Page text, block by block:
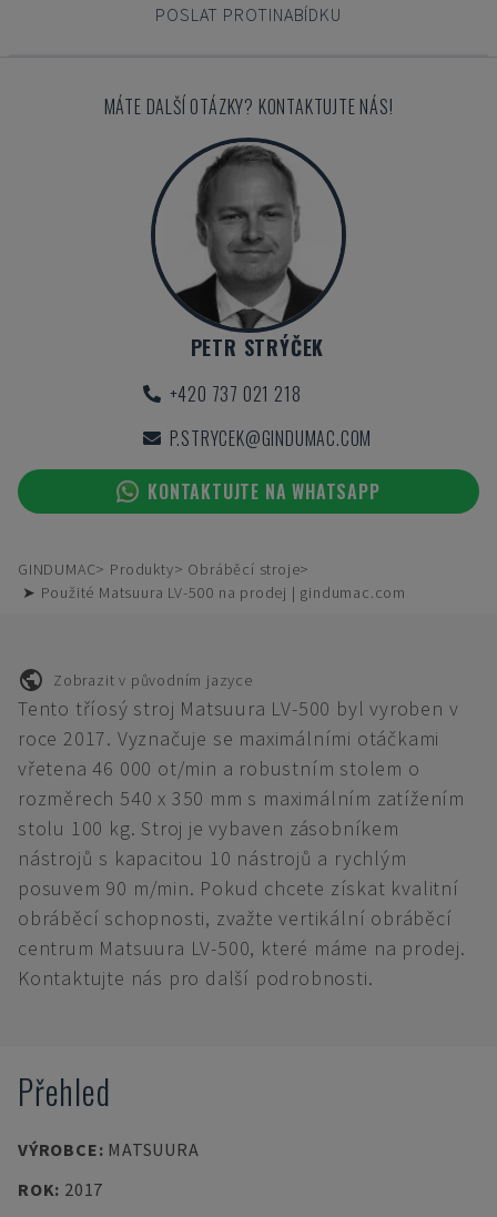
POSLAT PROTINABÍDKU
MÁTE DALŠÍ OTÁZKY? KONTAKTUJTE NÁS!
PETR STRÝČEK
+420 737 021 218
P.STRYCEK@GINDUMAC.COM
KONTAKTUJTE NA WHATSAPP
GINDUMAC Produkty
Obráběcí stroje
➤ Použité Matsuura LV-500 na prodej | gindumac.com
Zobrazit v původním jazyce
Tento tříosý stroj Matsuura LV-500 byl vyroben v
roce 2017. Vyznačuje se maximálními otáčkami
vřetena 46 000 ot/min a robustním stolem o
rozměrech 540 x 350 mm s maximálním zatížením
stolu 100 kg. Stroj je vybaven zásobníkem
nástrojů s kapacitou 10 nástrojů a rychlým
posuvem 90 m/min. Pokud chcete získat kvalitní
obráběcí schopnosti, zvažte vertikální obráběcí
centrum Matsuura LV-500, které máme na prodej.
Kontaktujte nás pro další podrobnosti.
Přehled
VÝROBCE: MATSUURA
ROK: 2017